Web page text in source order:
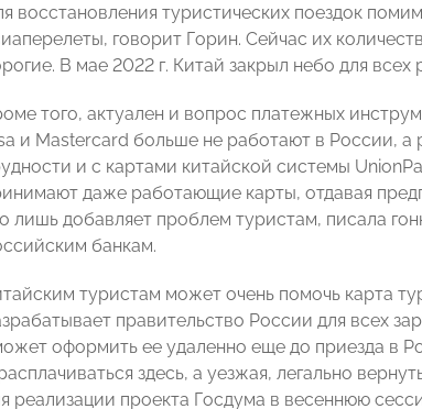
восстановления туристических поездок
говорит Горин. Сейчас их
В мае 2022 г. Китай закрыл небо для
того, актуален и вопрос платежных
и Mastercard больше не работают в России,
и с картами китайской системы
даже работающие карты, отдавая
лишь добавляет проблем туристам, писала
банкам.
туристам может очень помочь карта
правительство России для всех
оформить ее удаленно еще до приезда в
здесь, а уезжая, легально
реализации проекта Госдума в весеннюю